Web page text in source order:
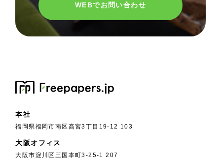
WEBでお問い合わせ
本社
福岡県福岡市南区高宮3丁目19-12 103
大阪オフィス
大阪市淀川区三国本町3-25-1 207